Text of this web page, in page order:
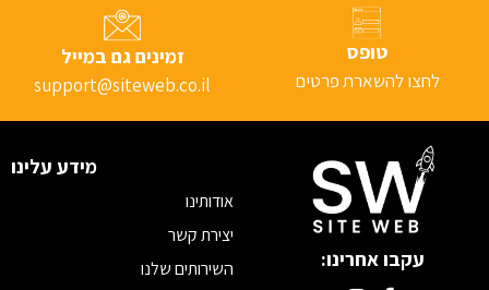
טופס
לחצו להשארת פרטים
זמינים גם במייל
support@siteweb.co.il
עקבו אחרינו:
מידע עלינו
אודותינו
יצירת קשר
השירותים שלנו